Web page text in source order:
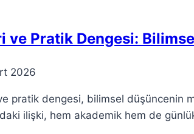
ve Pratik Dengesi:
2026
pratik dengesi, bilimsel düşüncenin
ilişki, hem akademik hem de